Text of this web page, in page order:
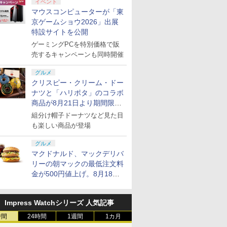
イベント
マウスコンピューターが「東
京ゲームショウ2026」出展
特設サイトを公開
ゲーミングPCを特別価格で販
売するキャンペーンも同時開催
グルメ
クリスピー・クリーム・ドー
ナツと「ハリポタ」のコラボ
商品が8月21日より期間限定
で発売
組分け帽子ドーナツなど見た目
も楽しい商品が登場
グルメ
マクドナルド、マックデリバ
リーの朝マックの最低注文料
金が500円値上げ。8月18日
Impress Watchシリーズ 人気記事
24時間 1週間 1カ月